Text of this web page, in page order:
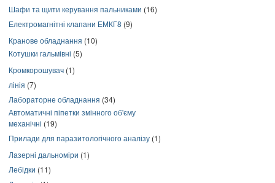
Шафи та щити керування пальниками (16)
Електромагнітні клапани ЕМКГ8 (9)
Кранове обладнання (10)
Котушки гальмівні (5)
Кромкорошувач (1)
лінія (7)
Лабораторне обладнання (34)
Автоматичні піпетки змінного об'єму
механічні (19)
Прилади для паразитологічного аналізу (1)
Лазерні дальноміри (1)
Лебідки (11)